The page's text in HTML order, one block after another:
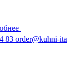
83 order@kuhni-